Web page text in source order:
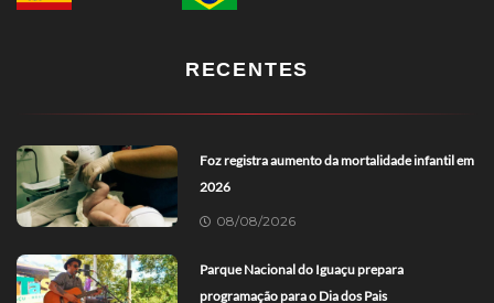
RECENTES
Foz registra aumento da mortalidade infantil em
2026
08/08/2026
Parque Nacional do Iguaçu prepara
programação para o Dia dos Pais